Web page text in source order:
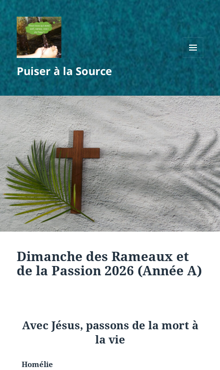
Puiser à la Source
MENU
ET
WIDGETS
Dimanche des Rameaux et
de la Passion 2026 (Année A)
Avec Jésus, passons de la mort à
la vie
Homélie